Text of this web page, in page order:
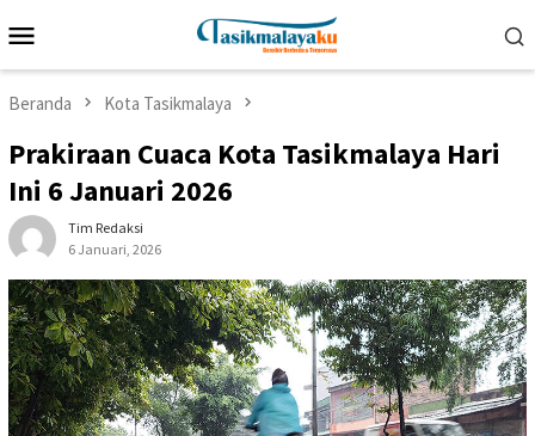
ke
Mobile
Beranda Kota Tasikmalaya
Prakiraan Cuaca Kota Tasikmalaya Hari
Ini 6 Januari 2026
Tim Redaksi
6 Januari, 2026